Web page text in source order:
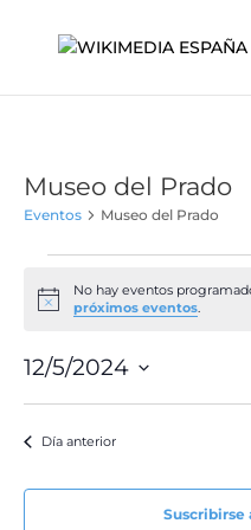
Museo del Prado
Eventos Museo del Prado
en
5,
Aviso
No hay eventos
próximos eventos.
12/5/2024
fecha.
Día anterior
Suscribirse